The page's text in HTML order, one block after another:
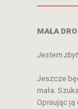
MAŁA
Jestem
Jeszcze
mała.
Opisując ją